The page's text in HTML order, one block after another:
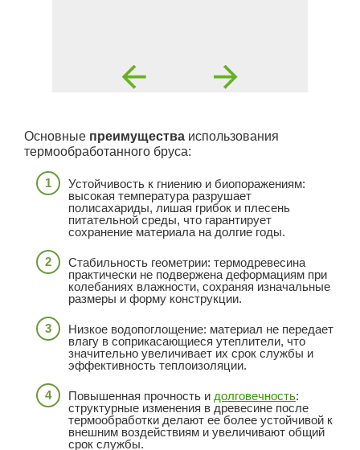
Основные преимущества использования
термообработанного бруса:
Устойчивость к гниению и биопоражениям:
высокая температура разрушает
полисахариды, лишая грибок и плесень
питательной среды, что гарантирует
сохранение материала на долгие годы.
Стабильность геометрии: термодревесина
практически не подвержена деформациям при
колебаниях влажности, сохраняя изначальные
размеры и форму конструкции.
Низкое водопоглощение: материал не передает
влагу в соприкасающиеся утеплители, что
значительно увеличивает их срок службы и
эффективность теплоизоляции.
Повышенная прочность и долговечность:
структурные изменения в древесине после
термообработки делают ее более устойчивой к
внешним воздействиям и увеличивают общий
срок службы.